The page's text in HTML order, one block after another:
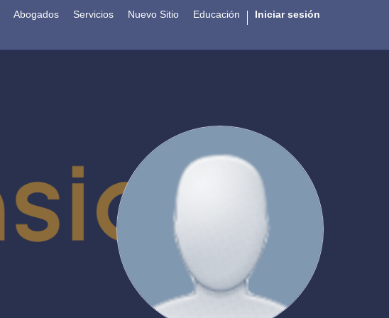
Abogados Servicios Nuevo Sitio Educación Iniciar sesión